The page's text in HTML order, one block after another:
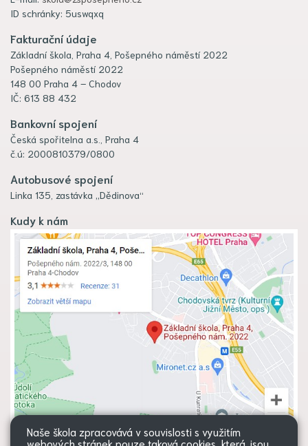
ID schránky: 5uswqxq
Fakturační údaje
Základní škola, Praha 4, Pošepného náměstí 2022
Pošepného náměstí 2022
148 00 Praha 4 – Chodov
IČ: 613 88 432
Bankovní spojení
Česká spořitelna a.s., Praha 4
č.ú: 2000810379/0800
Autobusové spojení
Linka 135, zastávka „Dědinova“
Kudy k nám
Naše škola zpracovává v souvislosti s využitím
webových stránek pouze taková cookies, která jsou